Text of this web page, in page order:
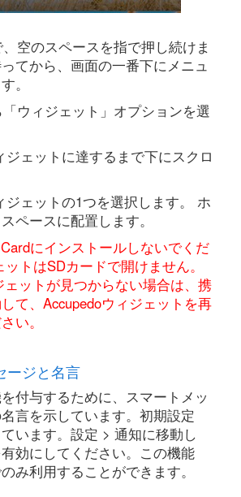
空のスペースを指で押し続けま
てから、画面の一番下にメニュ
。
ウィジェット」オプションを選
ジェットに達するまで下にスクロ
ジェットの1つを選択します。 ホ
ペースに配置します。
にインストールしないでくだ
トはSDカードで開けません。
ェットが見つからない場合は、携
て、Accupedoウィジェットを再
い。
ージと名言
付与するために、スマートメッ
言を示しています。初期設定
います。設定 > 通知に移動し
効にしてください。この機能
み利用することができます。